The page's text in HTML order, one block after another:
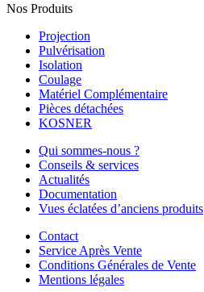
Nos Produits
Projection
Pulvérisation
Isolation
Coulage
Matériel Complémentaire
Pièces détachées
KOSNER
Qui sommes-nous ?
Conseils & services
Actualités
Documentation
Vues éclatées d’anciens produits
Contact
Service Après Vente
Conditions Générales de Vente
Mentions légales